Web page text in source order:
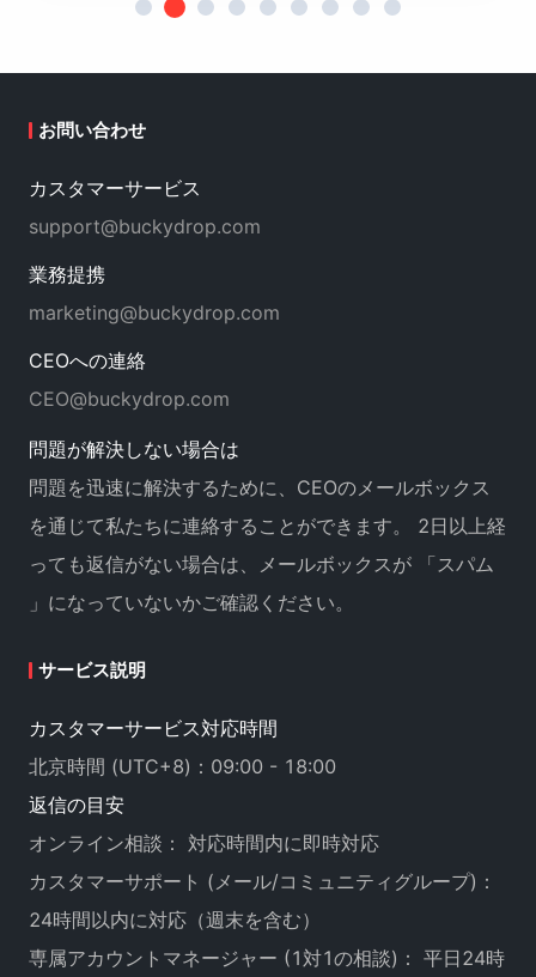
体験を向上させるための新しいソリューションを
る企業に、BuckyDropを心からお勧めします。
お問い合わせ
カスタマーサービス
support@buckydrop.com
業務提携
marketing@buckydrop.com
CEOへの連絡
CEO@buckydrop.com
問題が解決しない場合は
問題を迅速に解決するために、CEOのメールボックス
を通じて私たちに連絡することができます。 2日以上経
っても返信がない場合は、メールボックスが 「スパム
」になっていないかご確認ください。
サービス説明
カスタマーサービス対応時間
北京時間 (UTC+8)：09:00 - 18:00
返信の目安
オンライン相談： 対応時間内に即時対応
カスタマーサポート (メール/コミュニティグループ)：
24時間以内に対応（週末を含む）
専属アカウントマネージャー (1対1の相談)： 平日24時